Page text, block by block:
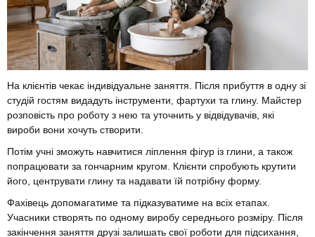
На клієнтів чекає індивідуальне заняття. Після прибуття в одну зі
студій гостям видадуть інструменти, фартухи та глину. Майстер
розповість про роботу з нею та уточнить у відвідувачів, які
вироби вони хочуть створити.
Потім учні зможуть навчитися ліплення фігур із глини, а також
попрацювати за гончарним кругом. Клієнти спробують крутити
його, центрувати глину та надавати їй потрібну форму.
Фахівець допомагатиме та підказуватиме на всіх етапах.
Учасники створять по одному виробу середнього розміру. Після
закінчення заняття друзі залишать свої роботи для підсихання,